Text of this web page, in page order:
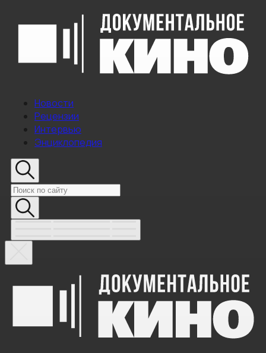
Новости
Рецензии
Интервью
Энциклопедия